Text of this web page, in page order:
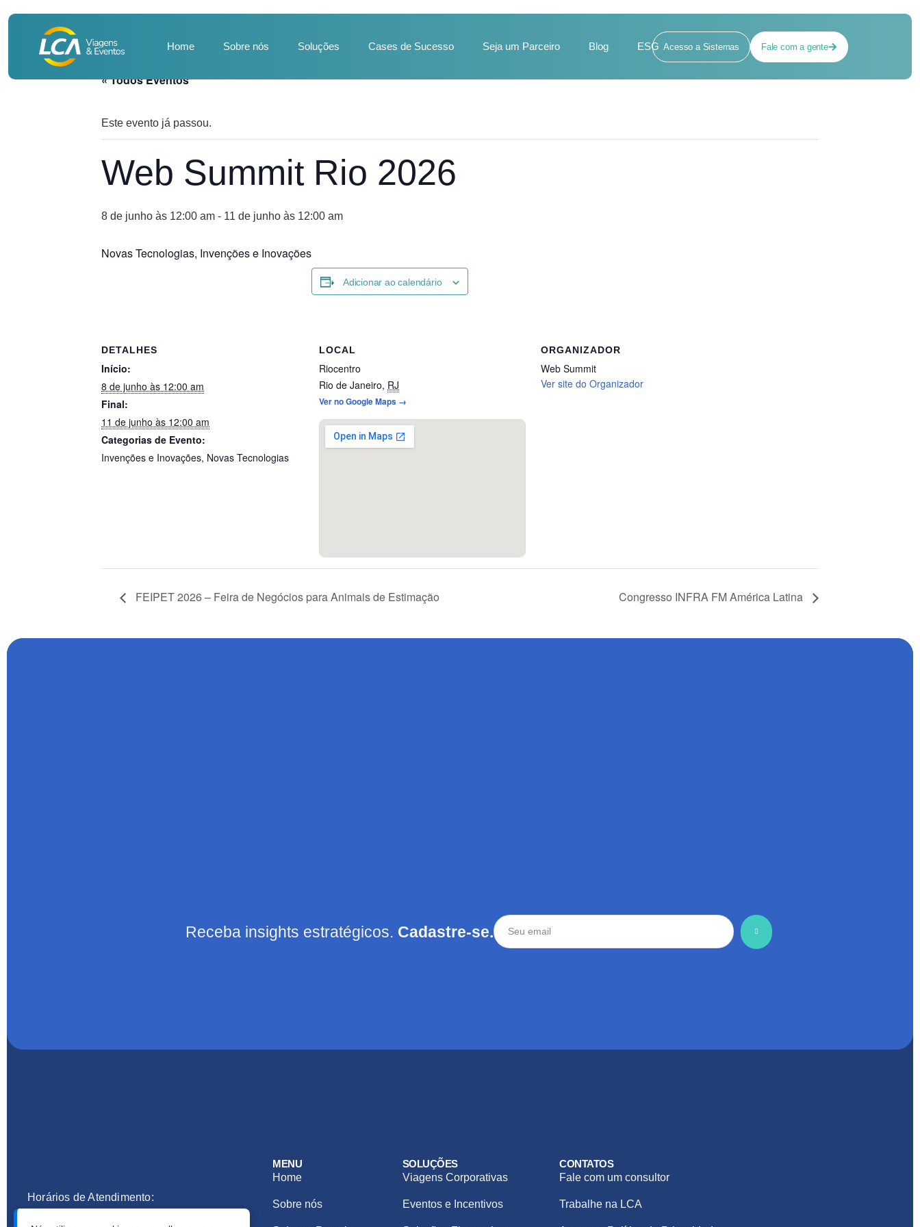
Home Sobre nós Soluções Cases de Sucesso Seja um Parceiro Blog ESG Acesso a Sistemas Fale com a gente
« Todos Eventos
Este evento já passou.
Web Summit Rio 2026
8 de junho às 12:00 am - 11 de junho às 12:00 am
Novas Tecnologias, Invenções e Inovações
Adicionar ao calendário
DETALHES
Início:
8 de junho às 12:00 am
Final:
11 de junho às 12:00 am
Categorias de Evento:
Invenções e Inovações, Novas Tecnologias
LOCAL
Riocentro
Rio de Janeiro, RJ
Ver no Google Maps →
ORGANIZADOR
Web Summit
Ver site do Organizador
FEIPET 2026 – Feira de Negócios para Animais de Estimação Congresso INFRA FM América Latina
Receba insights estratégicos. Cadastre-se.
Horários de Atendimento:
MENU
Home
Sobre nós
SOLUÇÕES
Viagens Corporativas
Eventos e Incentivos
CONTATOS
Fale com um consultor
Trabalhe na LCA